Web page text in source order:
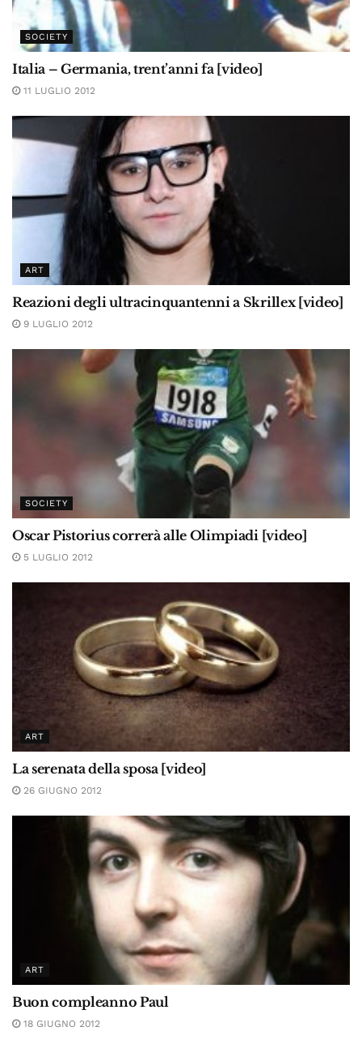
SOCIETY
Italia – Germania, trent’anni fa [video]
11 LUGLIO 2012
ART
Reazioni degli ultracinquantenni a Skrillex [video]
9 LUGLIO 2012
SOCIETY
Oscar Pistorius correrà alle Olimpiadi [video]
5 LUGLIO 2012
ART
La serenata della sposa [video]
26 GIUGNO 2012
ART
Buon compleanno Paul
18 GIUGNO 2012